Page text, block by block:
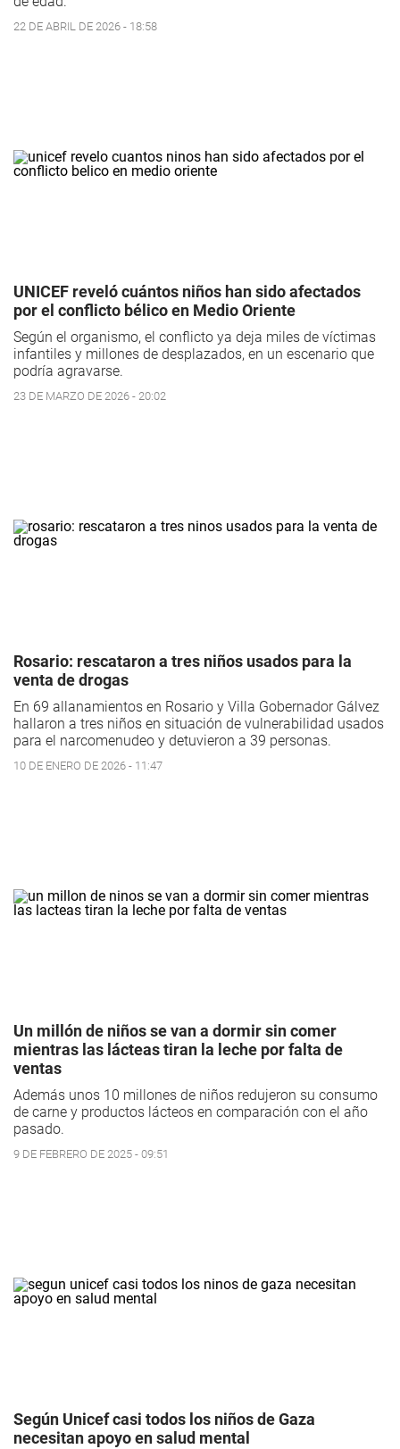
22 DE ABRIL DE 2026 - 18:58
UNICEF reveló cuántos niños han sido afectados
por el conflicto bélico en Medio Oriente
Según el organismo, el conflicto ya deja miles de víctimas
infantiles y millones de desplazados, en un escenario que
podría agravarse.
23 DE MARZO DE 2026 - 20:02
Rosario: rescataron a tres niños usados para la
venta de drogas
En 69 allanamientos en Rosario y Villa Gobernador Gálvez
hallaron a tres niños en situación de vulnerabilidad usados
para el narcomenudeo y detuvieron a 39 personas.
10 DE ENERO DE 2026 - 11:47
Un millón de niños se van a dormir sin comer
mientras las lácteas tiran la leche por falta de
ventas
Además unos 10 millones de niños redujeron su consumo
de carne y productos lácteos en comparación con el año
pasado.
9 DE FEBRERO DE 2025 - 09:51
Según Unicef casi todos los niños de Gaza
necesitan apoyo en salud mental